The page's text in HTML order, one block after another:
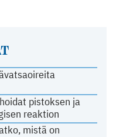
pistoksen ja
reaktion
mistä on